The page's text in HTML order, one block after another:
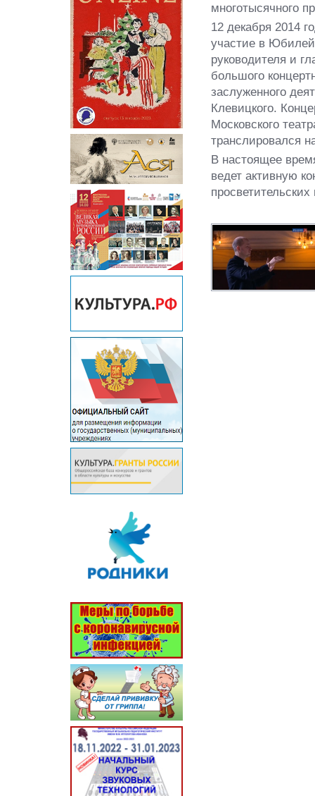
многотысячного
12 декабря 2014
участие в
руководителя и
большого
заслуженного
Клевицкого.
Московского
транслировался
В настоящее
ведет активную